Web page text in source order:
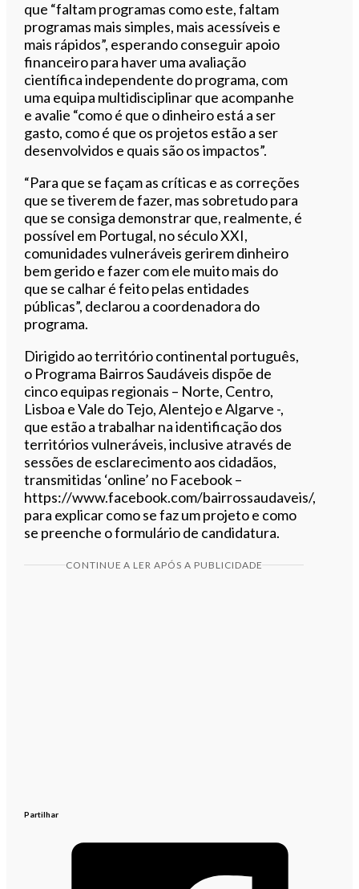
que “faltam programas como este, faltam
programas mais simples, mais acessíveis e
mais rápidos”, esperando conseguir apoio
financeiro para haver uma avaliação
científica independente do programa, com
uma equipa multidisciplinar que acompanhe
e avalie “como é que o dinheiro está a ser
gasto, como é que os projetos estão a ser
desenvolvidos e quais são os impactos”.
“Para que se façam as críticas e as correções
que se tiverem de fazer, mas sobretudo para
que se consiga demonstrar que, realmente, é
possível em Portugal, no século XXI,
comunidades vulneráveis gerirem dinheiro
bem gerido e fazer com ele muito mais do
que se calhar é feito pelas entidades
públicas”, declarou a coordenadora do
programa.
Dirigido ao território continental português,
o Programa Bairros Saudáveis dispõe de
cinco equipas regionais – Norte, Centro,
Lisboa e Vale do Tejo, Alentejo e Algarve -,
que estão a trabalhar na identificação dos
territórios vulneráveis, inclusive através de
sessões de esclarecimento aos cidadãos,
transmitidas ‘online’ no Facebook –
https://www.facebook.com/bairrossaudaveis/,
para explicar como se faz um projeto e como
se preenche o formulário de candidatura.
CONTINUE A LER APÓS A PUBLICIDADE
Partilhar